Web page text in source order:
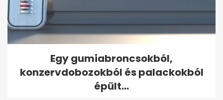
Egy gumiabroncsokból,
konzervdobozokból és palackokból
épült...